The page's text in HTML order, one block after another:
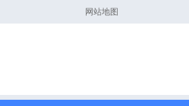
网站地图